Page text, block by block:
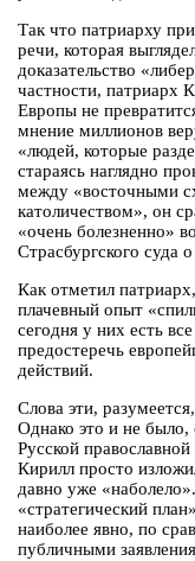
Так что патриарху
речи, которая
доказательство
частности, патриарх
Европы не
мнение миллионов
«людей, которые
стараясь наглядно
между «восточными
католичеством», он
«очень болезненно»
Страсбургского суда
Как отметил
плачевный опыт
сегодня у них есть
предостеречь
действий.
Слова эти,
Однако это и не было,
Русской
Кирилл просто
давно уже
«стратегический
наиболее явно, по
публичными